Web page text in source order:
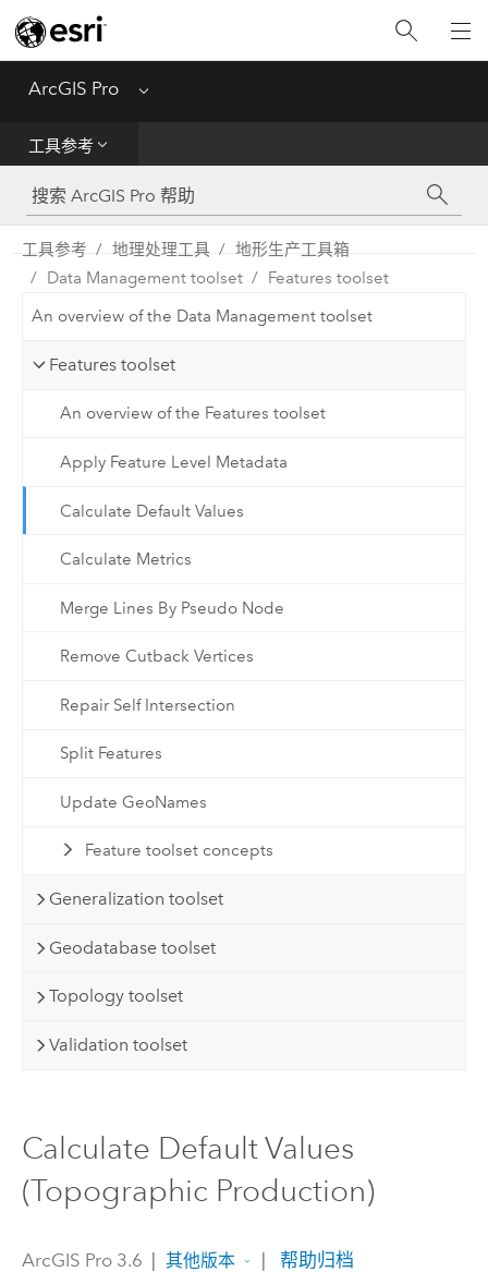
ArcGIS Pro Menu
工具参考
工具参考
Python
SDK
工具参考 地理处理工具
地形生产工具箱
Data Management toolset
Features toolset
An overview of the Data Management toolset
Features toolset
An overview of the Features toolset
Apply Feature Level Metadata
Calculate Default Values
Calculate Metrics
Merge Lines By Pseudo Node
Remove Cutback Vertices
Repair Self Intersection
Split Features
Update GeoNames
Feature toolset concepts
Generalization toolset
Geodatabase toolset
Topology toolset
Validation toolset
Calculate Default Values
(Topographic Production)
ArcGIS Pro 3.6 | 其他版本 | 帮助归档